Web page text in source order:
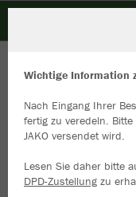
Wichtige Information
Nach Eingang Ihrer
fertig zu veredeln.
JAKO versendet wird.
Lesen Sie daher bitte
DPD-Zustellung zu
Wir verwenden
Inhalte anzeigen und
zu den Cookies